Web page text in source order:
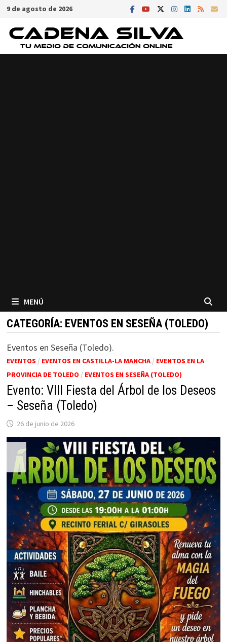
Saltar
contenido
9 de agosto de 2026
MENÚ
CATEGORÍA: EVENTOS EN SESEÑA (TOLEDO)
Eventos en Seseña (Toledo).
EVENTOS / EVENTOS EN CASTILLA-LA MANCHA/ EVENTOS EN LA
PROVINCIA DE TOLEDO / EVENTOS EN SESEÑA (TOLEDO)
Evento: VIII Fiesta del Árbol de los Deseos
– Seseña (Toledo)
26 de junio de 2026